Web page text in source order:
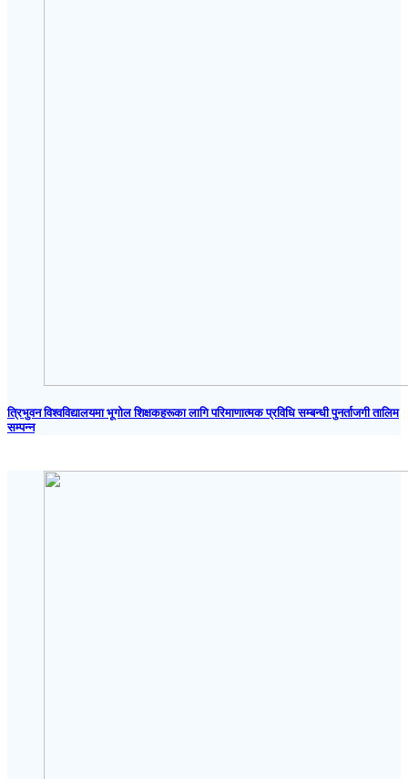
त्रिभुवन विश्वविद्यालयमा भूगोल शिक्षकहरूका लागि परिमाणात्मक प्रविधि सम्बन्धी पुनर्ताजगी तालिम
सम्पन्न